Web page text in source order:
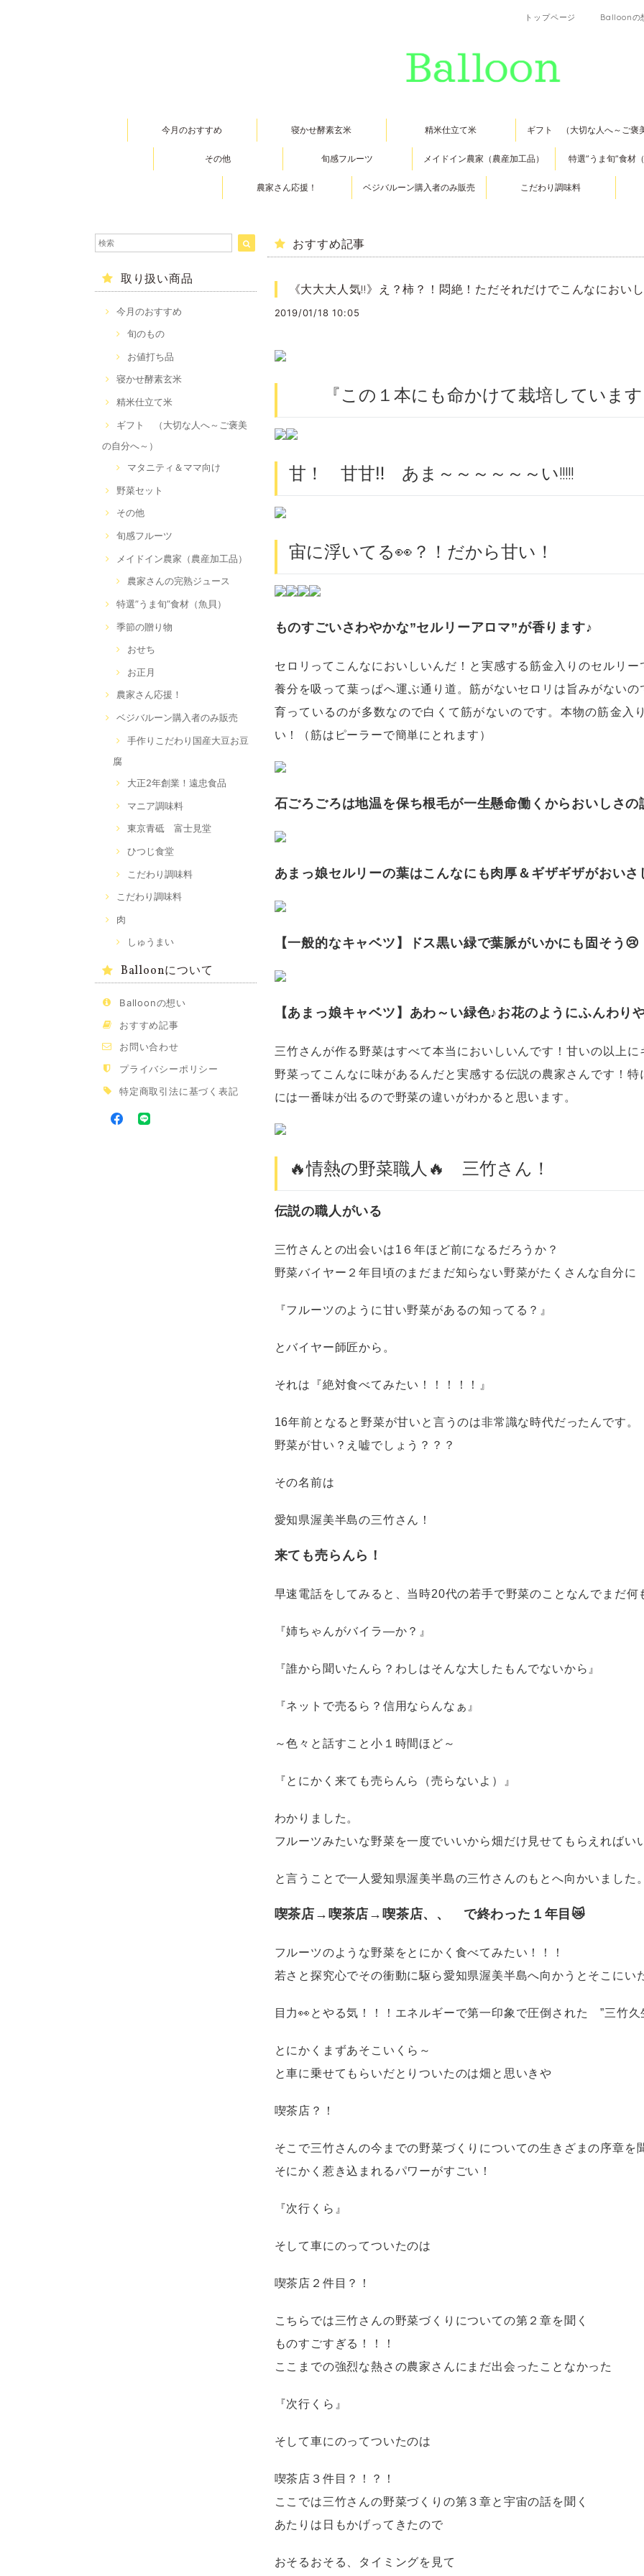
トップページ Balloonの
今月のおすすめ 寝かせ酵素玄米 精米仕立て米 ギフト （大切な人へ～ご褒
その他 旬感フルーツ メイドイン農家（農産加工品） 特選”うま旬”食材（
農家さん応援！ ベジバルーン購入者のみ販売 こだわり調味料
取り扱い商品
今月のおすすめ
旬のもの
お値打ち品
寝かせ酵素玄米
精米仕立て米
ギフト （大切な人へ～ご褒美
の自分へ～）
マタニティ＆ママ向け
野菜セット
その他
旬感フルーツ
メイドイン農家（農産加工品）
農家さんの完熟ジュース
特選”うま旬”食材（魚貝）
季節の贈り物
おせち
お正月
農家さん応援！
ベジバルーン購入者のみ販売
手作りこだわり国産大豆お豆
腐
大正2年創業！遠忠食品
マニア調味料
東京青砥 富士見堂
ひつじ食堂
こだわり調味料
こだわり調味料
肉
しゅうまい
Balloonについて
Balloonの想い
おすすめ記事
お問い合わせ
プライバシーポリシー
特定商取引法に基づく表記
おすすめ記事
《大大大人気!!》え？柿？！悶絶！ただそれだけでこんなにおい
2019/01/18 10:05
『この１本にも命かけて栽培しています
甘！ 甘甘‼ あま～～～～～～い!!!!!
宙に浮いてる👀？！だから甘い！
ものすごいさわやかな”セルリーアロマ”が香ります♪
セロリってこんなにおいしいんだ！と実感する筋金入りのセルリ
養分を吸って葉っぱへ運ぶ通り道。筋がないセロリは旨みがない
育っているのが多数なので白くて筋がないのです。本物の筋金入
い！（筋はピーラーで簡単にとれます）
石ごろごろは地温を保ち根毛が一生懸命働くからおいしさ
あまっ娘セルリーの葉はこんなにも肉厚＆ギザギザがおい
【一般的なキャベツ】ドス黒い緑で葉脈がいかにも固そう😢
【あまっ娘キャベツ】あわ～い緑色♪お花のようにふんわり
三竹さんが作る野菜はすべて本当においしいんです！甘いの以上
野菜ってこんなに味があるんだと実感する伝説の農家さんです！
には一番味が出るので野菜の違いがわかると思います。
🔥情熱の野菜職人🔥 三竹さん！
伝説の職人がいる
三竹さんとの出会いは1６年ほど前になるだろうか？
野菜バイヤー２年目頃のまだまだ知らない野菜がたくさんな自分に
『フルーツのように甘い野菜があるの知ってる？』
とバイヤー師匠から。
それは『絶対食べてみたい！！！！！』
16年前となると野菜が甘いと言うのは非常識な時代だったんです。
野菜が甘い？え嘘でしょう？？？
その名前は
愛知県渥美半島の三竹さん！
来ても売らんら！
早速電話をしてみると、当時20代の若手で野菜のことなんでまだ何
『姉ちゃんがバイラ―か？』
『誰から聞いたんら？わしはそんな大したもんでないから』
『ネットで売るら？信用ならんなぁ』
～色々と話すこと小１時間ほど～
『とにかく来ても売らんら（売らないよ）』
わかりました。
フルーツみたいな野菜を一度でいいから畑だけ見せてもらえればい
と言うことで一人愛知県渥美半島の三竹さんのもとへ向かいました。
喫茶店→喫茶店→喫茶店、、 で終わった１年目😿
フルーツのような野菜をとにかく食べてみたい！！！
若さと探究心でその衝動に駆ら愛知県渥美半島へ向かうとそこにい
目力👀とやる気！！！エネルギーで第一印象で圧倒された ”三竹久
とにかくまずあそこいくら～
と車に乗せてもらいだとりついたのは畑と思いきや
喫茶店？！
そこで三竹さんの今までの野菜づくりについての生きざまの序章を
そにかく惹き込まれるパワーがすごい！
『次行くら』
そして車にのってついたのは
喫茶店２件目？！
こちらでは三竹さんの野菜づくりについての第２章を聞く
ものすごすぎる！！！
ここまでの強烈な熱さの農家さんにまだ出会ったことなかった
『次行くら』
そして車にのってついたのは
喫茶店３件目？！？！
ここでは三竹さんの野菜づくりの第３章と宇宙の話を聞く
あたりは日もかげってきたので
おそるおそる、タイミングを見て